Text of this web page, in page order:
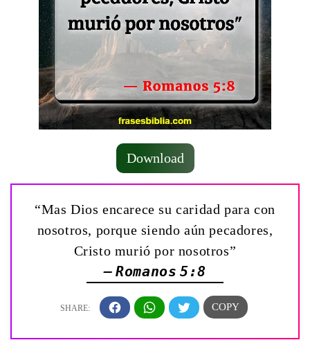
Download
“Mas Dios encarece su caridad para con
nosotros, porque siendo aún pecadores,
Cristo murió por nosotros”
— Romanos 5:8